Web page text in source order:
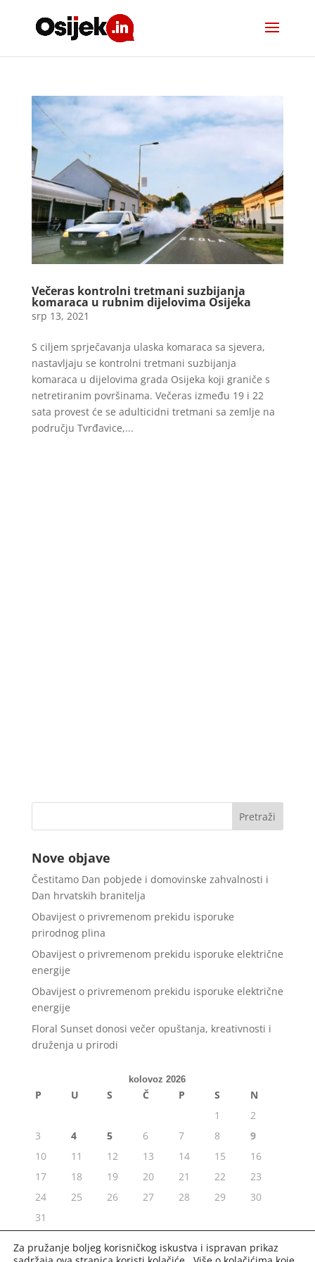
Večeras kontrolni tretmani suzbijanja
komaraca u rubnim dijelovima Osijeka
srp 13, 2021
S ciljem sprječavanja ulaska komaraca sa sjevera,
nastavljaju se kontrolni tretmani suzbijanja
komaraca u dijelovima grada Osijeka koji graniče s
netretiranim površinama. Večeras između 19 i 22
sata provest će se adulticidni tretmani sa zemlje na
području Tvrđavice,...
Nove objave
Čestitamo Dan pobjede i domovinske zahvalnosti i
Dan hrvatskih branitelja
Obavijest o privremenom prekidu isporuke
prirodnog plina
Obavijest o privremenom prekidu isporuke električne
energije
Obavijest o privremenom prekidu isporuke električne
energije
Floral Sunset donosi večer opuštanja, kreativnosti i
druženja u prirodi
kolovoz 2026
P U S Č P S
N
1
2
3
4 5 6 7 8
9
10
11 12 13 14 15
16
17
18 19 20 21 22
23
24
25 26 27 28 29
30
31
« srp
Za pružanje boljeg korisničkog iskustva i ispravan prikaz